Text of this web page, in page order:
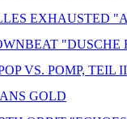
EXHAUSTED
VS. POMP, TEIL II
GOLD